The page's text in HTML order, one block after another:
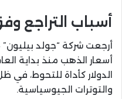
أسباب التراجع
أرجعت شركة “جولد بيليون”
أسعار الذهب منذ بداية
الدولار كأداة للتحوط،
والتوترات الجيوسياسية.